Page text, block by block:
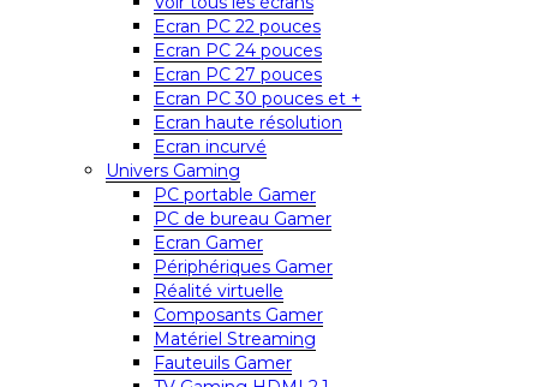
Ecran PC 22 pouces
Ecran PC 24 pouces
Ecran PC 27 pouces
Ecran PC 30 pouces et +
Ecran haute résolution
Ecran incurvé
Univers Gaming
PC portable Gamer
PC de bureau Gamer
Ecran Gamer
Périphériques Gamer
Réalité virtuelle
Composants Gamer
Matériel Streaming
Fauteuils Gamer